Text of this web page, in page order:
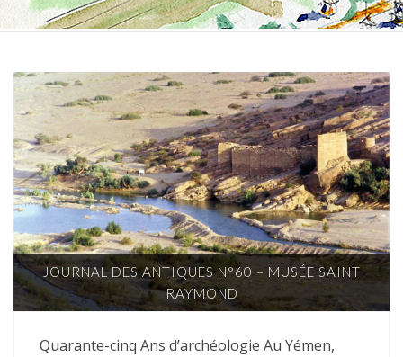
JOURNAL DES ANTIQUES N°60 – MUSÉE SAINT
RAYMOND
Quarante-cinq Ans d’archéologie Au Yémen,